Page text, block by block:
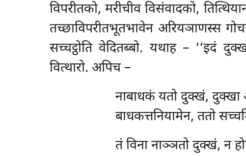
विपरीतको, मरीचीव विसंवादको,
तच्छाविपरीतभूतभावेन अरियञाणस्स
सच्चट्ठोति वेदितब्बो. यथाह – ‘‘इदं
वित्थारो. अपिच –
नाबाधकं यतो दुक्खं,
बाधकत्तनियामेन, ततो
तं विना नाञ्ञतो दुक्खं, न